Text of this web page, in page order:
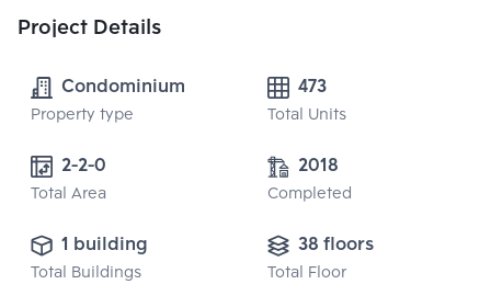
Project Details
Condominium
Property type
473
Total Units
2-2-0
Total Area
2018
Completed
1 building
Total Buildings
38 floors
Total Floor